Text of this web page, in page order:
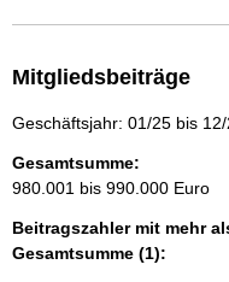
Mitgliedsbeiträge
Geschäftsjahr: 01/25 bis
Gesamtsumme:
980.001 bis 990.000 Euro
Beitragszahler mit mehr
Gesamtsumme (1):